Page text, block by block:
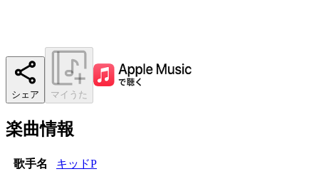
シェア マイうた
楽曲情報
歌手名
キッドP